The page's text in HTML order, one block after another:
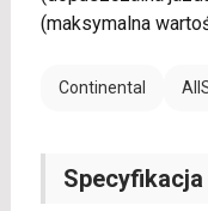
(maksymalna
Continental
Specyfikacja